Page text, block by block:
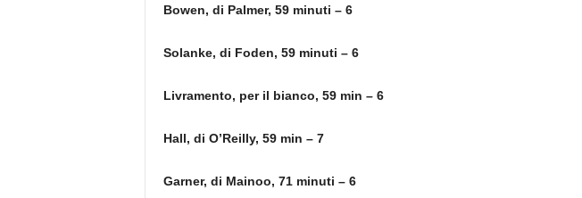
Bowen, di Palmer, 59 minuti – 6
Solanke, di Foden, 59 minuti – 6
Livramento, per il bianco, 59 min – 6
Hall, di O’Reilly, 59 min – 7
Garner, di Mainoo, 71 minuti – 6